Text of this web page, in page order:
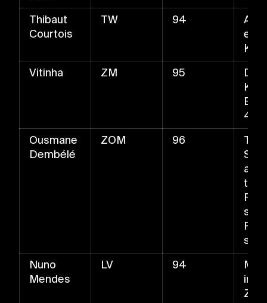
Thibaut
Courtois
TW 94
Vitinha
ZM 95
Das
4×4
Ousmane
Dembélé
ZOM 96
ss,
ss
Nuno
Mendes
LV 94
im